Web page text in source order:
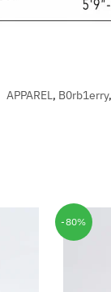
APPAREL, B0rb1erry,
-80%